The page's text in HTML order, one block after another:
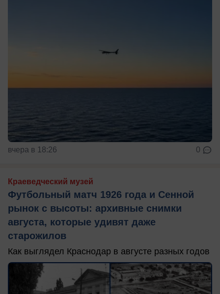
вчера в 18:26 0
Краеведческий музей
Футбольный матч 1926 года и Сенной
рынок с высоты: архивные снимки
августа, которые удивят даже
старожилов
Как выглядел Краснодар в августе разных годов